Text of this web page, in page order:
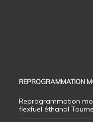
REPROGRAMMATION
Reprogrammation
flexfuel éthanol